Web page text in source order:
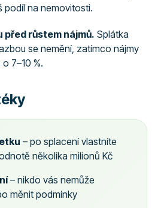
podíl na nemovitosti.
růstem nájmů. Splátka
se nemění, zatímco nájmy
7–10 %.
– po splacení vlastníte
několika milionů Kč
– nikdo vás nemůže
měnit podmínky